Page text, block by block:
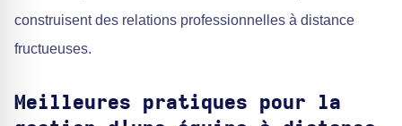
construisent des relations professionnelles à distance
fructueuses.
Meilleures pratiques pour la